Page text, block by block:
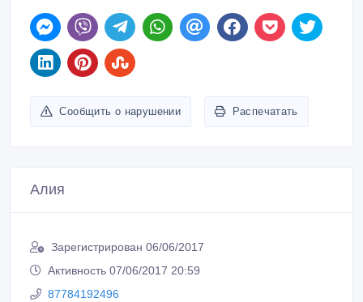
Сообщить о нарушении Распечатать
Алия
Зарегистрирован 06/06/2017
Активность 07/06/2017 20:59
87784192496